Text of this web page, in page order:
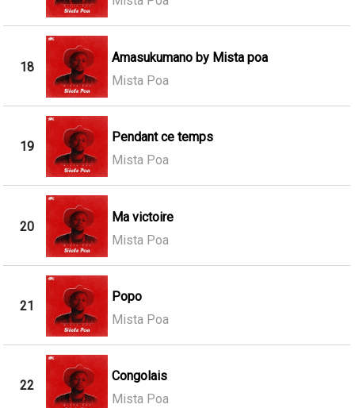
18
Amasukumano by Mista poa
Mista Poa
19
Pendant ce temps
Mista Poa
20
Ma victoire
Mista Poa
21
Popo
Mista Poa
22
Congolais
Mista Poa